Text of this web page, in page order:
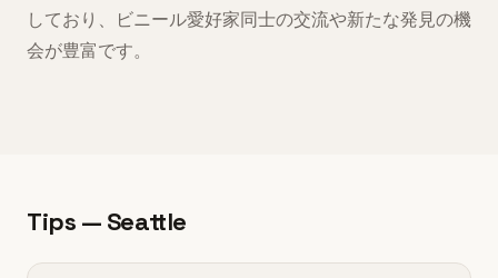
しており、ビニール愛好家同士の交流や新たな発見の機
会が豊富です。
Tips — Seattle